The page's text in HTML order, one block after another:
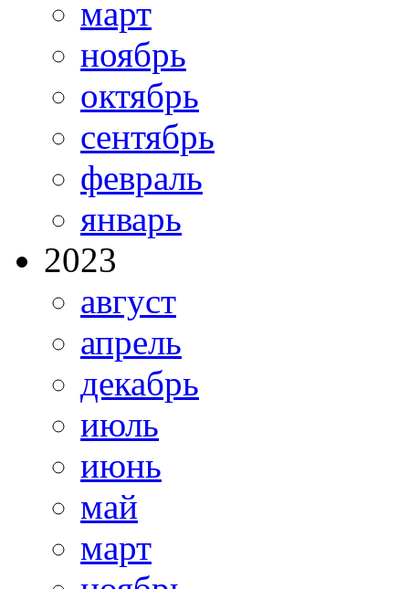
март
ноябрь
октябрь
сентябрь
февраль
январь
2023
август
апрель
декабрь
июль
июнь
май
март